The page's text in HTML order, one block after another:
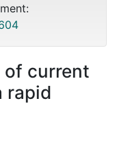
current
rapid